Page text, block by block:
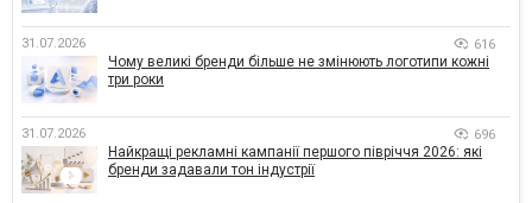
31.07.2026 616
Чому великі бренди більше не змінюють логотипи кожні
три роки
31.07.2026 696
Найкращі рекламні кампанії першого півріччя 2026: які
бренди задавали тон індустрії